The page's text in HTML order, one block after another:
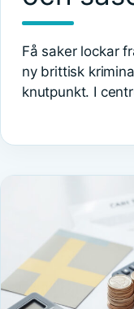
Få saker lockar
ny brittisk
knutpunkt. I